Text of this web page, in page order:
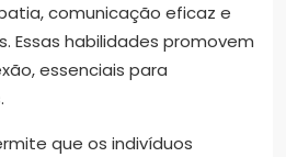
comunicação eficaz e
Essas habilidades promovem
essenciais para
que os indivíduos